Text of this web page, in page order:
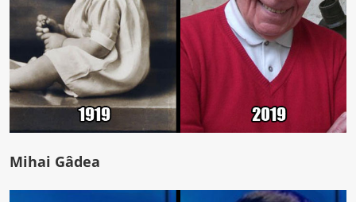
Mihai Gâdea